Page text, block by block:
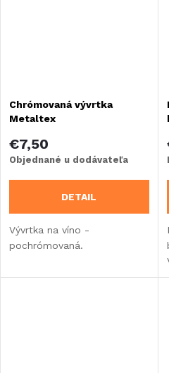
Chrómovaná vývrtka
Metaltex
€7,50
Objednané u dodávateľa
DETAIL
Vývrtka na víno -
pochrómovaná.